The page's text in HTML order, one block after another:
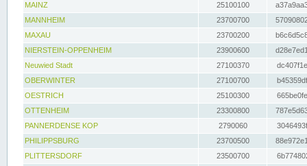
MAINZ
25100100
MANNHEIM
23700700
MAXAU
23700200
NIERSTEIN-OPPENHEIM
23900600
Neuwied Stadt
27100370
OBERWINTER
27100700
OESTRICH
25100300
OTTENHEIM
23300800
PANNERDENSE KOP
2790060
PHILIPPSBURG
23700500
PLITTERSDORF
23500700